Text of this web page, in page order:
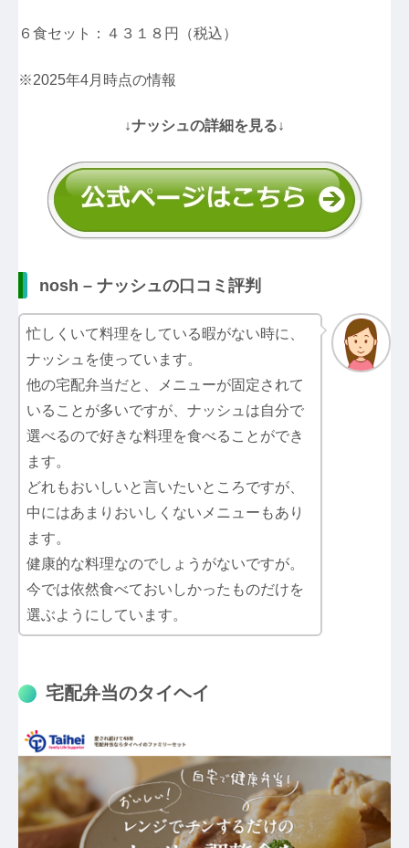
６食セット：４３１８円（税込）
※2025年4月時点の情報
↓ナッシュの詳細を見る↓
nosh – ナッシュの口コミ評判
忙しくいて料理をしている暇がない時に、
ナッシュを使っています。
他の宅配弁当だと、メニューが固定されて
いることが多いですが、ナッシュは自分で
選べるので好きな料理を食べることができ
ます。
どれもおいしいと言いたいところですが、
中にはあまりおいしくないメニューもあり
ます。
健康的な料理なのでしょうがないですが。
今では依然食べておいしかったものだけを
選ぶようにしています。
宅配弁当のタイヘイ